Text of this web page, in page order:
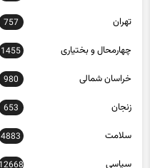
چهارمحال و بختیاری 1455
خراسان شمالی 980
زنجان 653
سلامت 4883
سیاسی 12668